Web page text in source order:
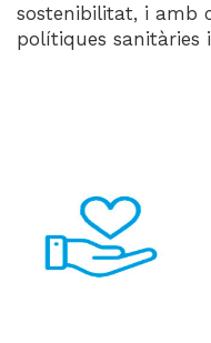
sostenibilitat, i amb
polítiques sanitàries